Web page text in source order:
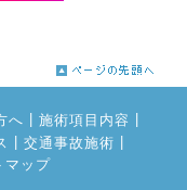
へ 施術項目内容
交通事故施術
マップ